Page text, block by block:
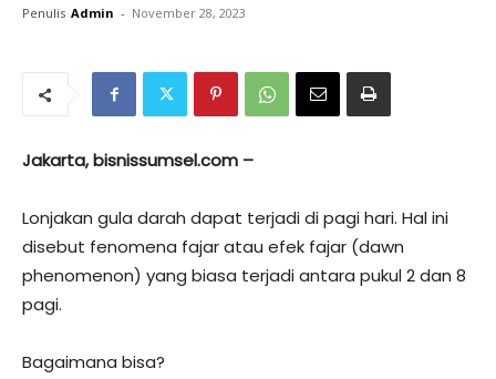
Penulis Admin - November 28, 2023
Jakarta, bisnissumsel.com –
Lonjakan gula darah dapat terjadi di pagi hari. Hal ini
disebut fenomena fajar atau efek fajar (dawn
phenomenon) yang biasa terjadi antara pukul 2 dan 8
pagi.
Bagaimana bisa?